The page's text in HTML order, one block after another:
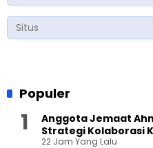
Populer
Anggota Jemaat
Strategi Kolaborasi
22 Jam Yang Lalu